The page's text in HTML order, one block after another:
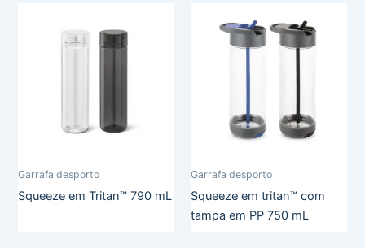
Garrafa desporto
Squeeze em Tritan™ 790 mL
Garrafa desporto
Squeeze em tritan™ com
tampa em PP 750 mL